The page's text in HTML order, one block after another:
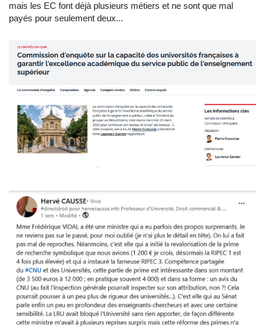
mais les EC font déjà plusieurs métiers et ne sont que mal
payés pour seulement deux...